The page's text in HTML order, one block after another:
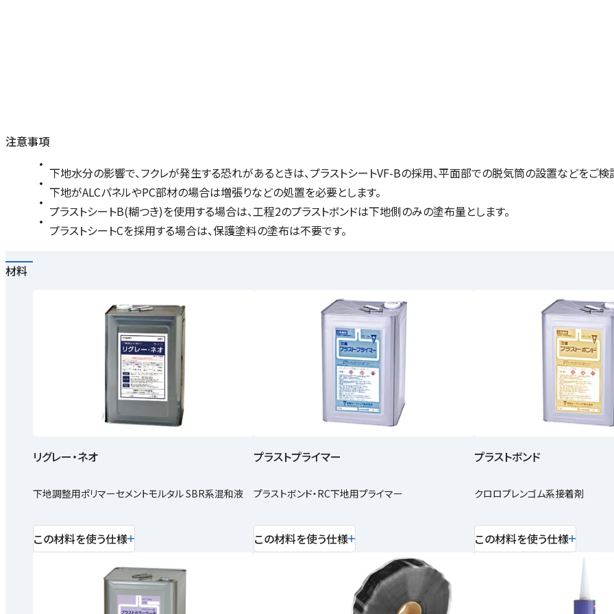
注意事項
下地水分の影響で、フクレが発生する恐れがあるときは、プラストシートVF-Bの採用、平面部での脱気筒の設置などをご検
下地がALCパネルやPC部材の場合は増張りなどの処置を必要とします。
プラストシートB(糊つき)を使用する場合は、工程2のプラストボンドは下地側のみの塗布量とします。
プラストシートCを採用する場合は、保護塗料の塗布は不要です。
材料
リグレー・ネオ
下地調整用ポリマーセメントモルタル SBR系混和液
この材料を使う仕様
プラストプライマー
プラストボンド・RC下地用プライマー
この材料を使う仕様
プラストボンド
クロロプレンゴム系接着剤
この材料を使う仕様